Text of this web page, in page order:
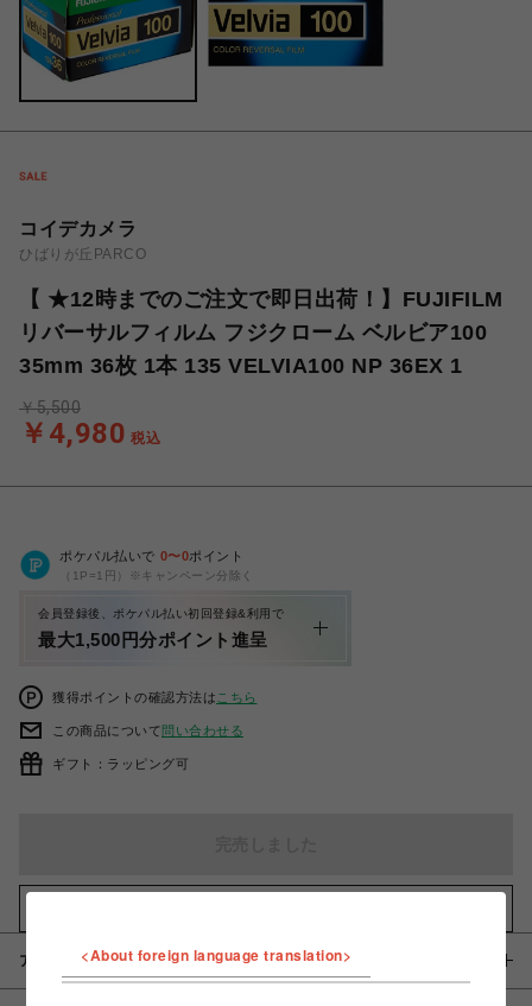
コイデカメラ
ひばりが丘PARCO
【 ★12時までのご注文で即日出荷！】FUJIFILM
リバーサルフィルム フジクローム ベルビア100
35mm 36枚 1本 135 VELVIA100 NP 36EX 1
￥4,980 税込
￥5,500
ポケパル払いで 0〜0ポイント
（1P=1円）※キャンペーン分除く
会員登録後、ポケパル払い初回登録&利用で
最大1,500円分ポイント進呈
獲得ポイントの確認方法は こちら
この商品について問い合わせる
ギフト：ラッピング可
アイテム説明 / 素材
<About foreign language translation>